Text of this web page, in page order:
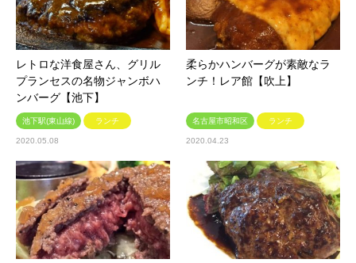
レトロな洋食屋さん、グリル
プランセスの名物ジャンボハ
ンバーグ【池下】
池下駅(東山線) ランチ
2020.05.08
柔らかハンバーグが素敵なラ
ンチ！レア館【吹上】
名古屋市昭和区 ランチ
2020.04.23